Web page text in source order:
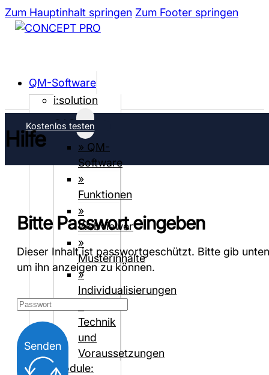
Zum Hauptinhalt springen Zum Footer springen
QM-Software
i:solution
CAQ
» QM-
Software
»
Funktionen
»
Webviewer
»
Musterinhalte
»
Individualisierungen
Technik
und
Voraussetzungen
Module:
Kostenlos testen
Hilfe
Bitte Passwort eingeben
Dieser Inhalt ist passwortgeschützt. Bitte gib
um ihn anzeigen zu können.
Senden